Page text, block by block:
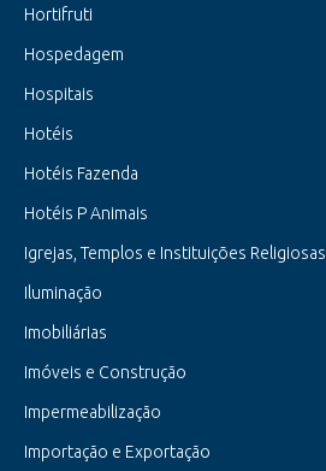
Hortifruti
Hospedagem
Hospitais
Hotéis
Hotéis Fazenda
Hotéis P Animais
Igrejas, Templos e Instituições Religiosas
Iluminação
Imobiliárias
Imóveis e Construção
Impermeabilização
Importação e Exportação